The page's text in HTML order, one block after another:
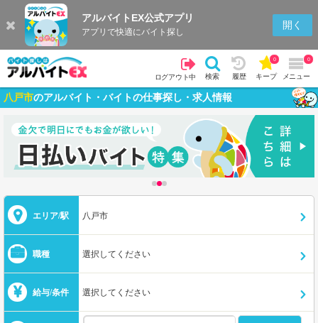
アルバイトEX公式アプリ
アプリで快適にバイト探し
開く
ログアウト中 検索 履歴 キープ
0
メニュー
0
八戸市のアルバイト・バイトの仕事探し・求人情報
エリア/駅 八戸市
職種 選択してください
給与/条件 選択してください